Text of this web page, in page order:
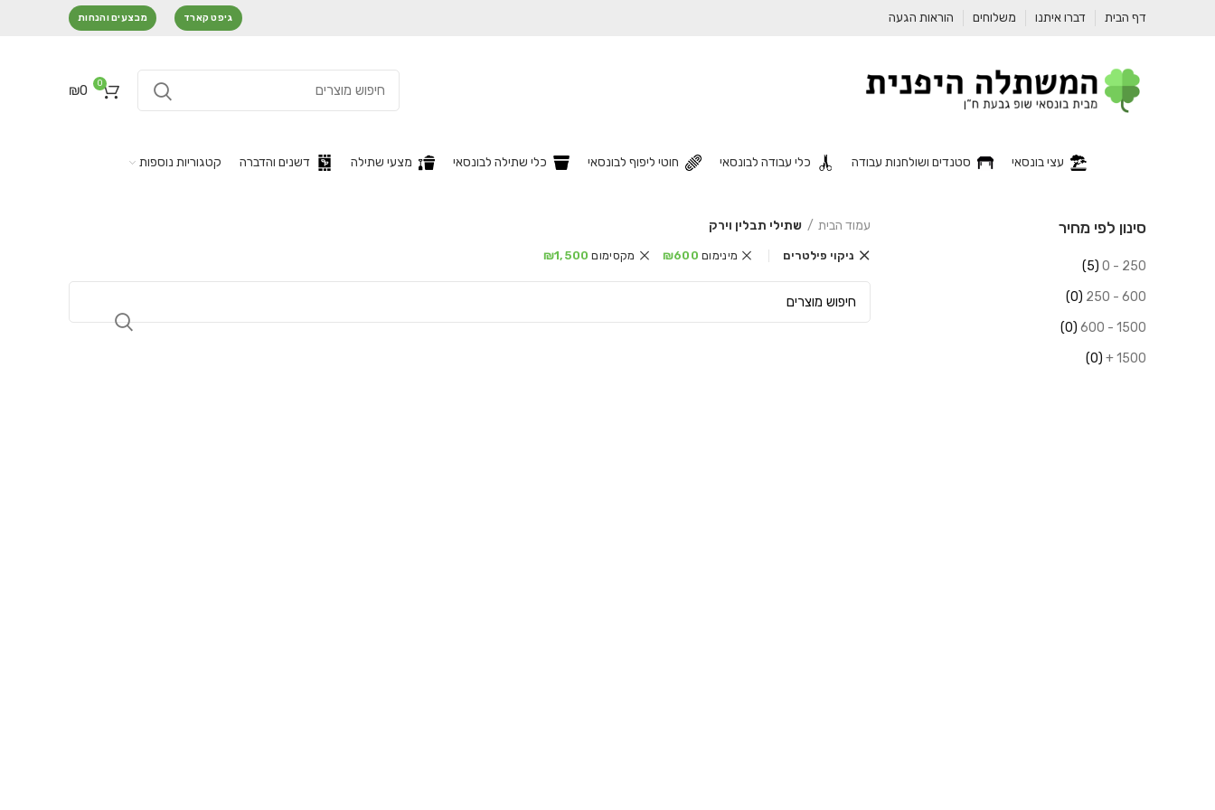
דף הבית דברו איתנו משלוחים הוראות הגעה גיפט קארד מבצעים והנחות
0
₪0
עצי בונסאי סטנדים ושולחנות עבודה כלי עבודה לבונסאי חוטי ליפוף לבונסאי כלי שתילה לבונסאי מצעי שתילה דשנים והדברה קטגוריות נוספות
סינון לפי מחיר
250 - 0
(5)
600 - 250
(0)
1500 - 600
(0)
1500 +
(0)
עמוד הבית שתילי תבלין וירק
ניקוי פילטרים מינימום ₪600 מקסימום ₪1,500